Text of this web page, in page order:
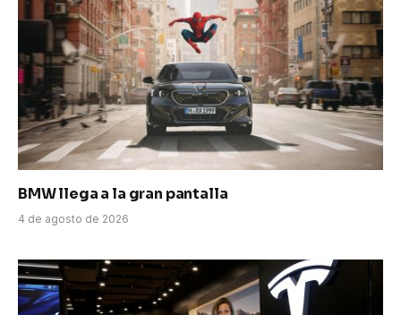
BMW llega a la gran pantalla
4 de agosto de 2026